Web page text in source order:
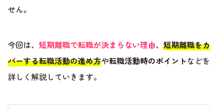
せん。
今回は、 短期離職で転職が決まらない理由、 短期離職をカ
バーする転職活動の進め方や転職活動時のポイントなどを
詳しく解説していきます。